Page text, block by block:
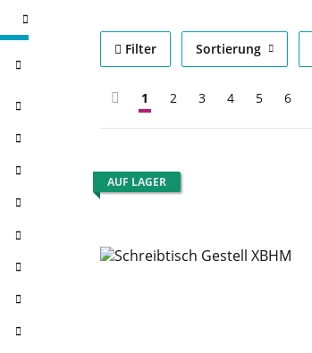
Filter Sortierung
1 2 3 4 5 6
AUF LAGER